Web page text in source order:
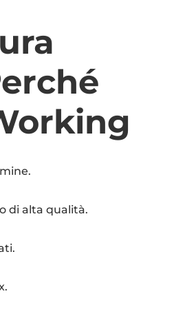
di alta qualità.